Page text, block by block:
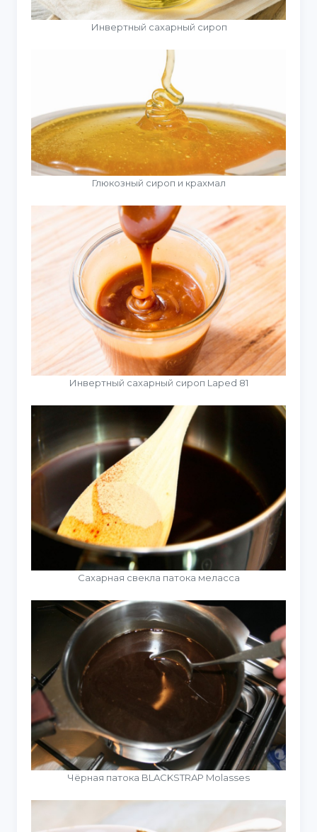
Инвертный сахарный сироп
Глюкозный сироп и крахмал
Инвертный сахарный сироп Laped 81
Сахарная свекла патока меласса
Чёрная патока BLACKSTRAP Molasses